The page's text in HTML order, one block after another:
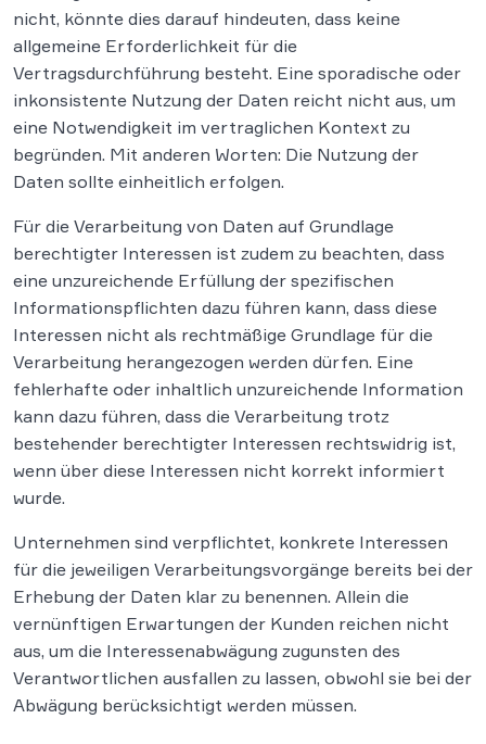
nicht, könnte dies darauf hindeuten, dass keine
allgemeine Erforderlichkeit für die
Vertragsdurchführung besteht. Eine sporadische oder
inkonsistente Nutzung der Daten reicht nicht aus, um
eine Notwendigkeit im vertraglichen Kontext zu
begründen. Mit anderen Worten: Die Nutzung der
Daten sollte einheitlich erfolgen.
Für die Verarbeitung von Daten auf Grundlage
berechtigter Interessen ist zudem zu beachten, dass
eine unzureichende Erfüllung der spezifischen
Informationspflichten dazu führen kann, dass diese
Interessen nicht als rechtmäßige Grundlage für die
Verarbeitung herangezogen werden dürfen. Eine
fehlerhafte oder inhaltlich unzureichende Information
kann dazu führen, dass die Verarbeitung trotz
bestehender berechtigter Interessen rechtswidrig ist,
wenn über diese Interessen nicht korrekt informiert
wurde.
Unternehmen sind verpflichtet, konkrete Interessen
für die jeweiligen Verarbeitungsvorgänge bereits bei der
Erhebung der Daten klar zu benennen. Allein die
vernünftigen Erwartungen der Kunden reichen nicht
aus, um die Interessenabwägung zugunsten des
Verantwortlichen ausfallen zu lassen, obwohl sie bei der
Abwägung berücksichtigt werden müssen.